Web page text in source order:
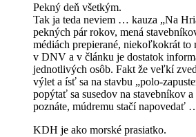
Pekný deň všetkým.
Tak ja teda neviem … kauza „Na
pekných pár rokov, mená
médiách prepierané, niekoľkokrát to
v DNV a v článku je dostatok
jednotlivých osôb. Fakt že veľkí
výlet a ísť sa na stavbu „polo-
popýtať sa susedov na stavebníkov
poznáte, múdremu stačí napovedať
KDH je ako morské prasiatko.